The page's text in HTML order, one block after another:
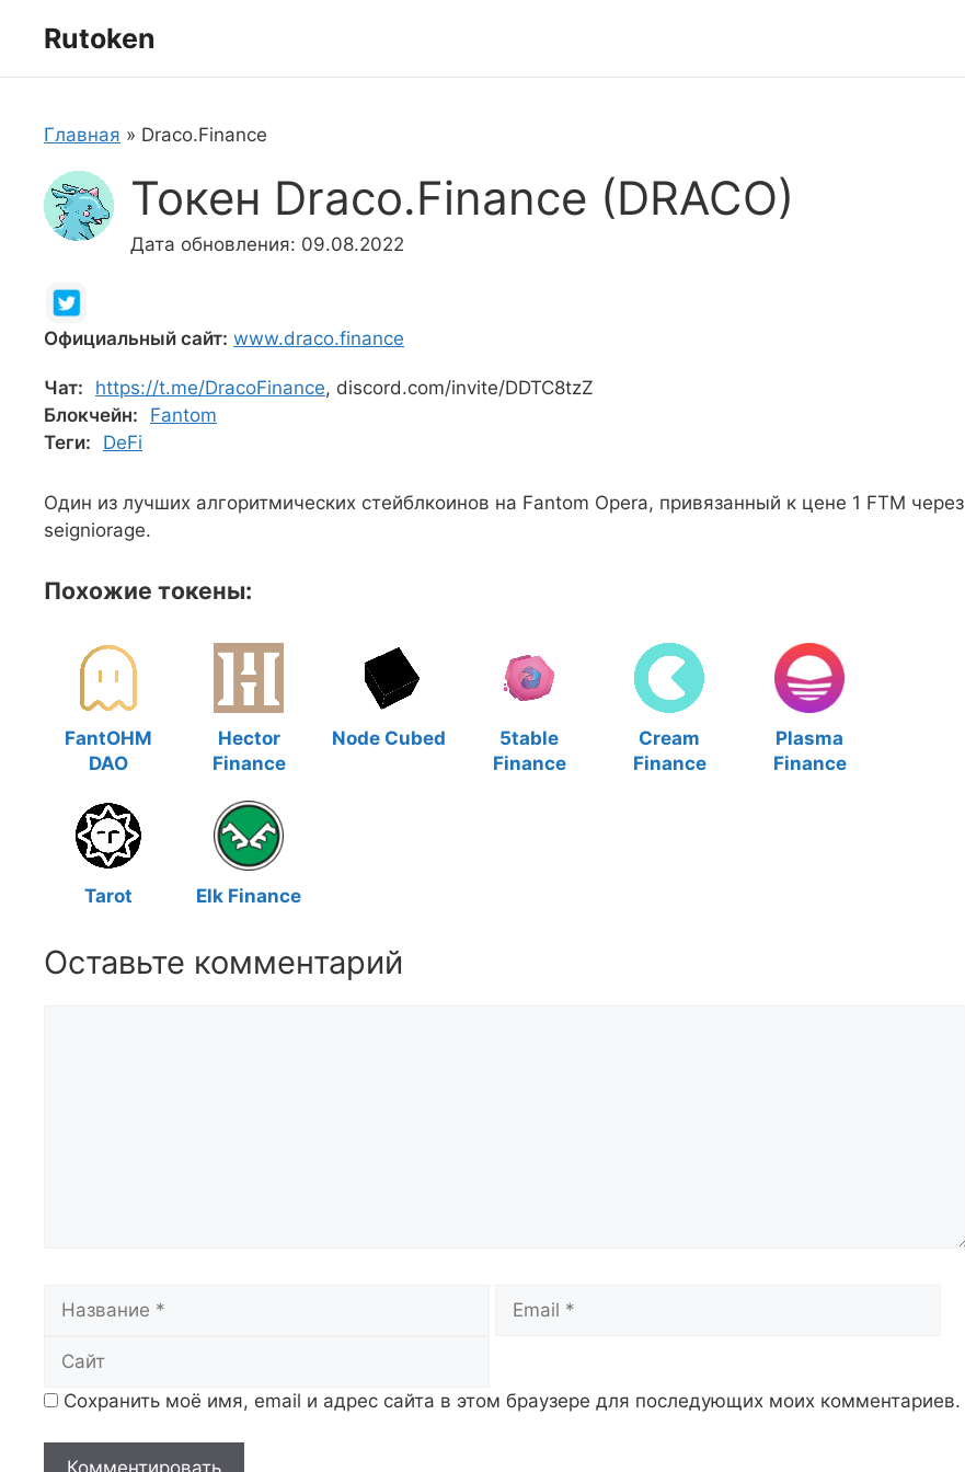
Rutoken
Главная » Draco.Finance
Токен Draco.Finance (DRACO)
Дата обновления: 09.08.2022
Официальный сайт: www.draco.finance
Чат: https://t.me/DracoFinance, discord.com/invite/DDTC8tzZ
Блокчейн:
Fantom
Теги:
DeFi
Один из лучших алгоритмических стейблкоинов на Fantom Opera, привязанный к цене 1 FTM через
seigniorage.
Похожие токены:
FantOHM
DAO
Hector
Finance
Node Cubed
5table
Finance
Cream
Finance
Plasma
Finance
Tarot Elk Finance
Оставьте комментарий
Сохранить моё имя, email и адрес сайта в этом браузере для последующих моих комментариев.